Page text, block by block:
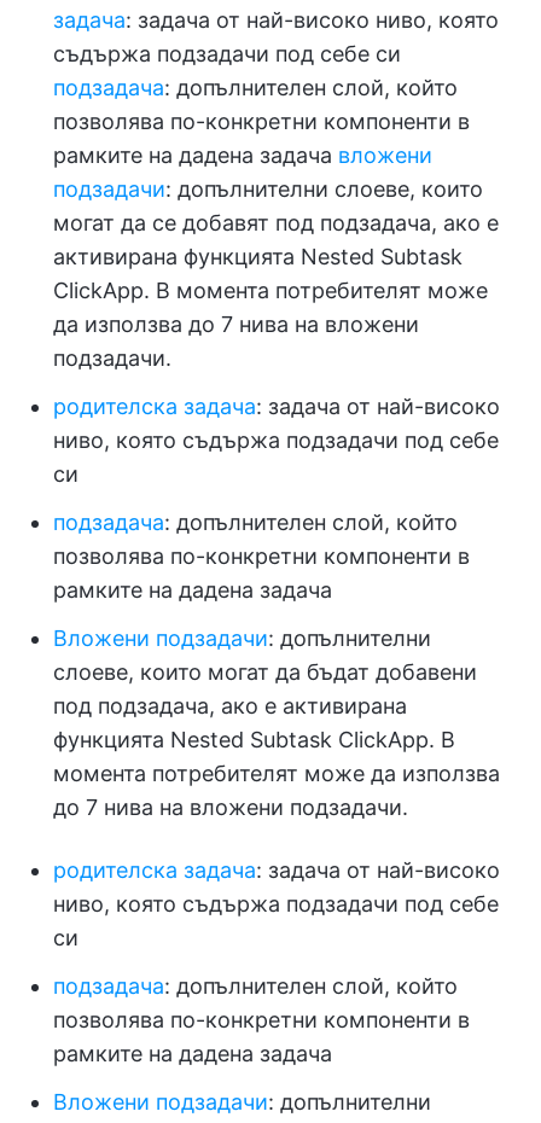
задача: задача от най-високо ниво, която
съдържа подзадачи под себе си
подзадача: допълнителен слой, който
позволява по-конкретни компоненти в
рамките на дадена задача вложени
подзадачи: допълнителни слоеве, които
могат да се добавят под подзадача, ако е
активирана функцията Nested Subtask
ClickApp. В момента потребителят може
да използва до 7 нива на вложени
подзадачи.
родителска задача: задача от най-високо
ниво, която съдържа подзадачи под себе
си
подзадача: допълнителен слой, който
позволява по-конкретни компоненти в
рамките на дадена задача
Вложени подзадачи: допълнителни
слоеве, които могат да бъдат добавени
под подзадача, ако е активирана
функцията Nested Subtask ClickApp. В
момента потребителят може да използва
до 7 нива на вложени подзадачи.
родителска задача: задача от най-високо
ниво, която съдържа подзадачи под себе
си
подзадача: допълнителен слой, който
позволява по-конкретни компоненти в
рамките на дадена задача
Вложени подзадачи: допълнителни